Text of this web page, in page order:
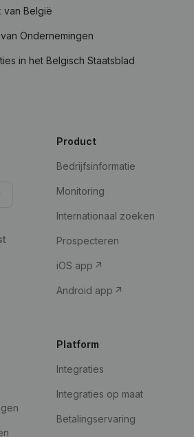
van België
Ondernemingen
in het Belgisch Staatsblad
Product
Bedrijfsinformatie
Monitoring
Internationaal zoeken
Prospecteren
iOS app
Android app
Platform
Integraties
Integraties op maat
Betalingservaring